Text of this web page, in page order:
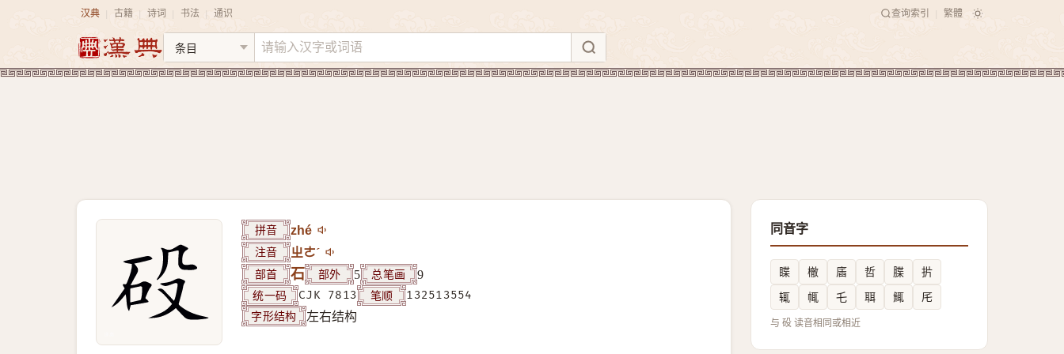
汉典 古籍 诗词 书法 通识 查询索引 繁體
拼音 zhé
注音 ㄓㄜˊ
部首 石 部外 5 总笔画 9
统一码 CJK 7813 笔顺 132513554
字形结构 左右结构
同音字
䁋 㯙 㢎 哲 䐑
扸
辄
㡇 乇 聑 鮿 厇
与 砓 读音相同或相近